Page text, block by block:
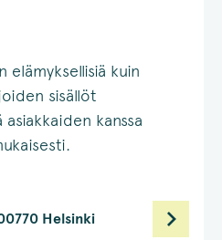
elämyksellisiä kuin
sisällöt
kanssa
Helsinki